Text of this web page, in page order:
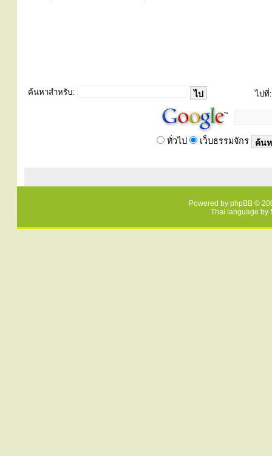
ค้นหาสำหรับ: ไปที่:
ทั่วไป เว็บธรรมจักร
Powered by phpBB ©
Thai language by